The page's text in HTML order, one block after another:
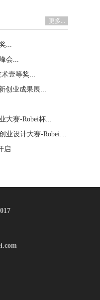
更多...
...
会...
壹等奖...
创业成果展...
大赛-Robei杯...
2023年第七届集成电路创新创业设计大赛-Robei�...
启...